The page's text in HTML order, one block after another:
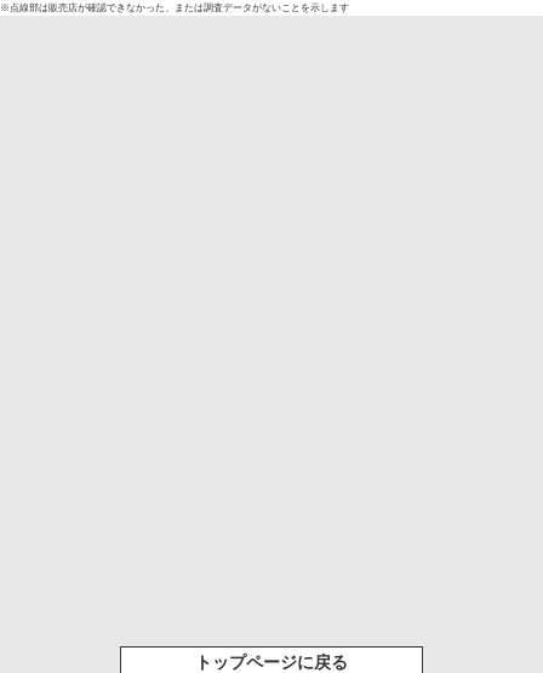
※点線部は販売店が確認できなかった、または調査データがないことを示します
トップページに戻る